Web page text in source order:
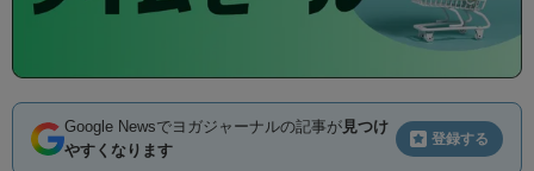
Google Newsでヨガジャーナルの記事が見つけ
やすくなります
登録する